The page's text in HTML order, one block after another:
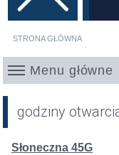
STRONA GŁÓWNA
Menu główne
godziny
Słoneczna 45G